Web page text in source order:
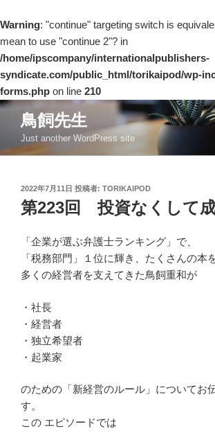
Warning: "continue" targeting switch is
mean to use "continue 2"? in
/home/ipscompany/internationalpublishers-
syndicate.com/public_html/torikaipod/wp-
forms.php on line 210
コ
ン
鳥飼先生
Just another WordPress site
投
稿
日:
2022年7月11日 投稿者: TORIKAIPOD
第223回 投資なくして
「企業が選ぶ弁護士ランキング」で、
「税務部門」１位に輝き、たくさんの本
多くの経営者を支えてきた鳥飼重和が
・社長
・経営者
・独立希望者
・起業家
のための「新経営のルール」についてお
す。
この エピソードでは